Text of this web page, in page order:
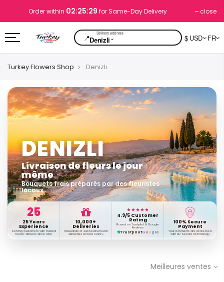
Order within 02:25:28 for Same-Day Delivery close
📍Denizli⌄ $ USD FR
Turkey Flowers Shop Denizli
DENIZLI
Livraison de fleurs le jour
même
Bouquets frais préparés par des fleuristes
locaux.
25
25 Years
Experience
Serving customers with trusted
flower delivery since 1999.
10,000+
Deliveries
Thousands of successful flower
deliveries across Turkey.
★★★★★
4.9/5 Customer
Rating
Based on Trustpilot & Google
Reviews
TrustpilotG o o g l e
100% Secure
Payment
Your payments are protected
with 3D Secure technology.
Meilleures ventes